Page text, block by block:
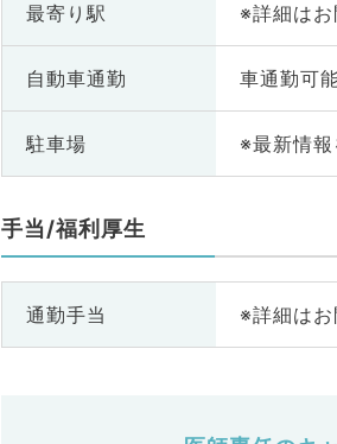
最寄り駅 ※詳細は
自動車通勤 車通勤可
駐車場 ※最新情
手当/福利厚生
通勤手当 ※詳細は